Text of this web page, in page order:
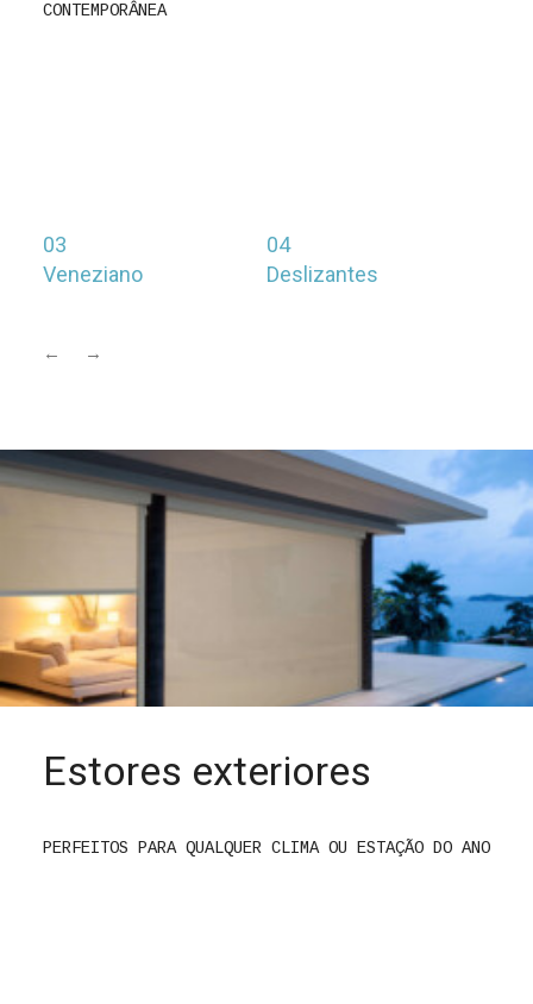
CONTEMPORÂNEA
03
Veneziano
04
Deslizantes
← →
Estores exteriores
PERFEITOS PARA QUALQUER CLIMA OU ESTAÇÃO DO ANO